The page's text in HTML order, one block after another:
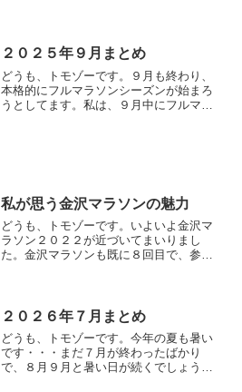
「大迫傑」さんです。テレビ...
２０２５年９月まとめ
どうも、トモゾーです。９月も終わり、
本格的にフルマラソンシーズンが始まろ
うとしてます。私は、９月中にフルマラ
私が思う金沢マラソンの魅力
どうも、トモゾーです。いよいよ金沢マ
ラソン２０２２が近づいてまいりまし
た。金沢マラソンも既に８回目で、参加
こうと思います。その他の金沢...
２０２６年７月まとめ
どうも、トモゾーです。今年の夏も暑い
です・・・まだ７月が終わったばかり
で、８月９月と暑い日が続くでしょう